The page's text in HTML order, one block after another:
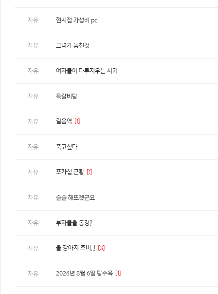
자유 현시점 가성비 pc
자유 그녀가 놓친것
자유 여자들이 타투지우는 시기
자유 특갈비탕
자유 길음역 [1]
자유 죽고싶다
자유 포카칩 근황 [1]
자유 슬슬 해뜨겟군요
자유 부자들을 동경?
자유 울 강아지 호비..! [3]
자유 2026년 8월 6일 탕수육 [1]